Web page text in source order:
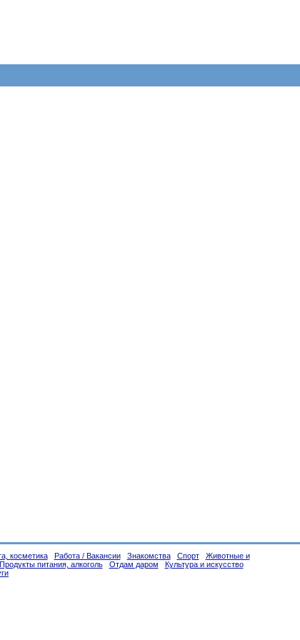
косметика Работа / Вакансии Знакомства Спорт
Животные и
Продукты питания, алкоголь Отдам даром
Культура и искусство